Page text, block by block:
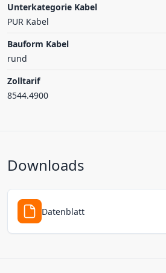
Unterkategorie Kabel
PUR Kabel
Bauform Kabel
rund
Zolltarif
8544.4900
Downloads
Datenblatt